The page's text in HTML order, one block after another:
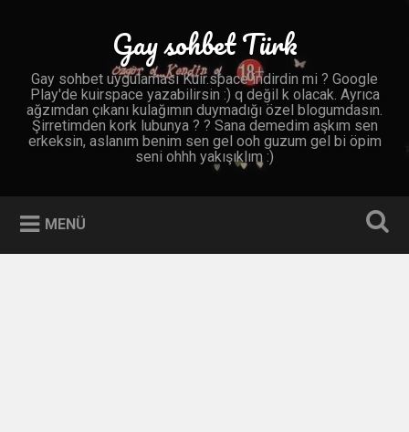
Gay sohbet Türk
Gay sohbet uygulaması Kuir.space indirdin mi ? Google
Play'de kuirspace yazabilirsin :) q değil k olacak. Ayrıca
ağzımdan çıkanı kulağımın duymadığı özel blogumdasın.
Şirretimden kork lubunya ? ? Sana demedim aşkım sen
erkeksin, aslanım benim sen gel ooh guzum gel bi öpim
seni ohhh yakışıklım :)
MENÜ